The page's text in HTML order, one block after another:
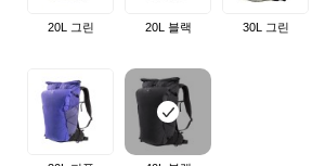
20L 그린 20L 블랙 30L 그린